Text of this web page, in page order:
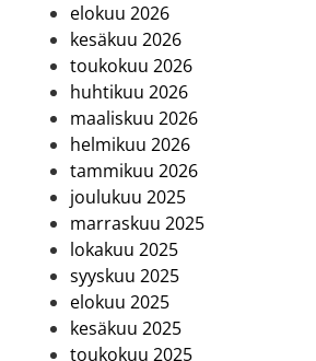
elokuu 2026
kesäkuu 2026
toukokuu 2026
huhtikuu 2026
maaliskuu 2026
helmikuu 2026
tammikuu 2026
joulukuu 2025
marraskuu 2025
lokakuu 2025
syyskuu 2025
elokuu 2025
kesäkuu 2025
toukokuu 2025